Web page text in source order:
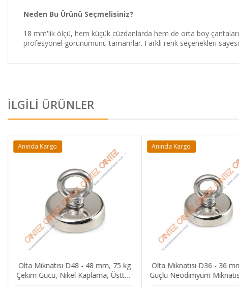
Neden Bu Ürünü Seçmelisiniz?
18 mm'lik ölçü, hem küçük cüzdanlarda hem de orta boy
profesyonel görünümünü tamamlar. Farklı renk seçenekleri
İLGİLİ ÜRÜNLER
Olta Mıknatısı D48 - 48 mm, 75 kg
Çekim Gücü, Nikel Kaplama, Üstten
Anında Kargo
Olta Mıknatısı D36 - 36
Güçlü Neodimyum
Anında Kargo